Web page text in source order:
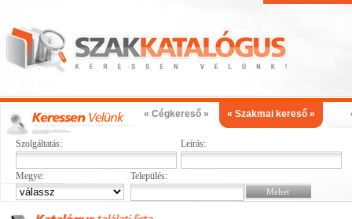
« Cégkereső » « Szakmai kereső »
Szolgáltatás: Leírás:
Megye: Település: